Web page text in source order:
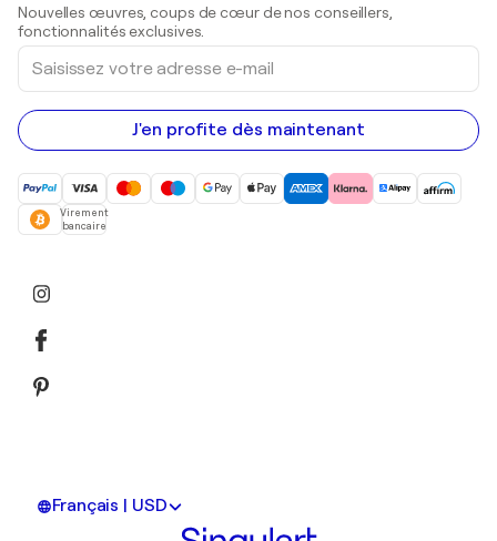
Peintures acryliques
Nouvelles œuvres, coups de cœur de nos conseillers,
fonctionnalités exclusives.
Saisissez
votre
adresse
e-
mail
J'en profite dès maintenant
Virement
bancaire
Français | USD